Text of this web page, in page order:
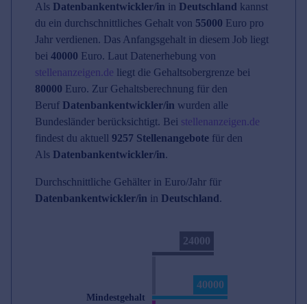
Als Datenbankentwickler/in in Deutschland kannst
du ein durchschnittliches Gehalt von 55000 Euro pro
Jahr verdienen. Das Anfangsgehalt in diesem Job liegt
bei 40000 Euro. Laut Datenerhebung von
stellenanzeigen.de liegt die Gehaltsobergrenze bei
80000 Euro. Zur Gehaltsberechnung für den
Beruf Datenbankentwickler/in wurden alle
Bundesländer berücksichtigt. Bei stellenanzeigen.de
findest du aktuell 9257 Stellenangebote für den
Als Datenbankentwickler/in.
Durchschnittliche Gehälter in Euro/Jahr für
Datenbankentwickler/in in Deutschland.
24000
40000
Mindestgehalt